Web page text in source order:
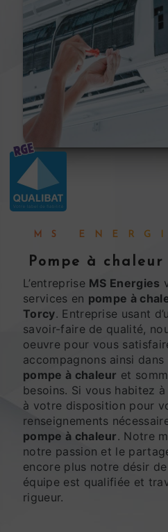
MS
pompe à
L’entreprise MS Energies
services en pompe à
Torcy. Entreprise usant
savoir-faire de qualité,
oeuvre pour vous
accompagnons ainsi
pompe à chaleur et
besoins. Si vous habitez à
à votre disposition pour
renseignements
pompe à chaleur. Notre
notre passion et le
encore plus notre désir
équipe est qualifiée et
rigueur.